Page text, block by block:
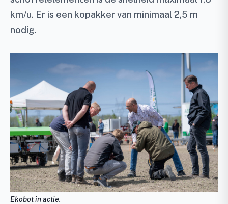
km/u. Er is een kopakker van minimaal 2,5 m
nodig.
Ekobot in actie.